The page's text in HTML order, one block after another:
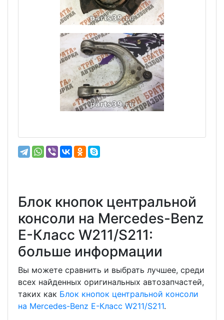
Блок кнопок центральной
консоли на Mercedes-Benz
E-Класс W211/S211:
больше информации
Вы можете сравнить и выбрать лучшее, среди
всех найденных оригинальных автозапчастей,
таких как Блок кнопок центральной консоли
на Mercedes-Benz E-Класс W211/S211.